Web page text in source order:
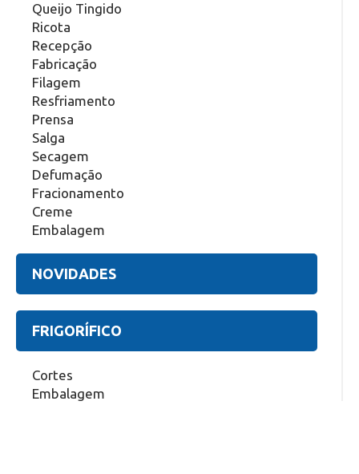
Queijo Tingido
Ricota
Recepção
Fabricação
Filagem
Resfriamento
Prensa
Salga
Secagem
Defumação
Fracionamento
Creme
Embalagem
NOVIDADES
FRIGORÍFICO
Cortes
Embalagem